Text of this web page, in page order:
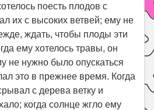
поесть плодов с
их с высоких ветвей; ему не
ждать, чтобы плоды эти
ему хотелось травы, он
не нужно было опускаться
это в прежнее время. Когда
с дерева ветку и
когда солнце жгло ему